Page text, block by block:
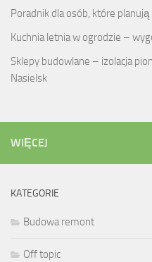
Poradnik dla osób, które
Kuchnia letnia w ogrodzie –
Sklepy budowlane – izolacja
Nasielsk
WIĘCEJ
KATEGORIE
Budowa remont
Off topic